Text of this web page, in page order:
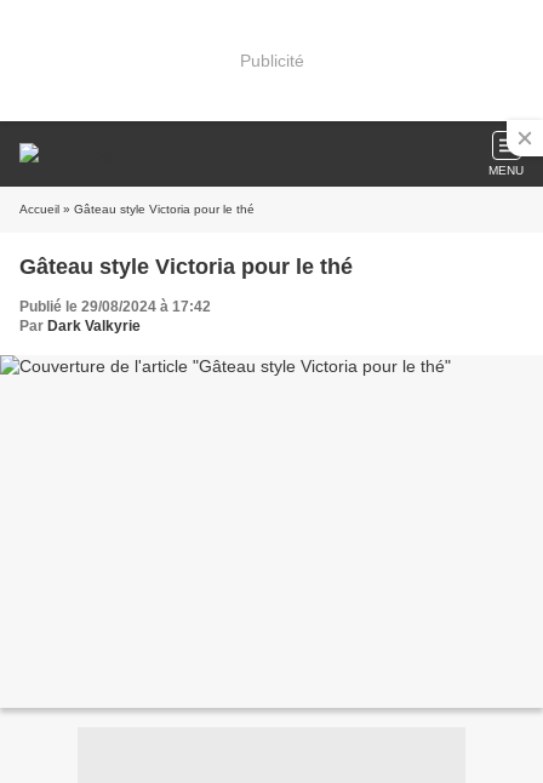
Publicité
MENU
Accueil » Gâteau style Victoria pour le thé
Gâteau style Victoria pour le thé
Publié le 29/08/2024 à 17:42
Par Dark Valkyrie